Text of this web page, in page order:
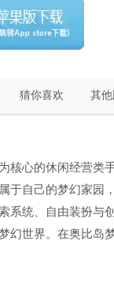
猜你喜欢 其
核心的休闲经营类
于自己的梦幻家园
系统、自由装扮与
幻世界。在奥比岛